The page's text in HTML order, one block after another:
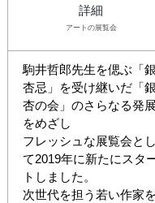
詳細
アート の展覧会
駒井哲郎先生を偲ぶ「銀
杏忌」を受け継いだ「銀
杏の会」のさらなる発展
をめざし
フレッシュな展覧会とし
て2019年に新たにスタ
トしました。
次世代を担う若い作家を